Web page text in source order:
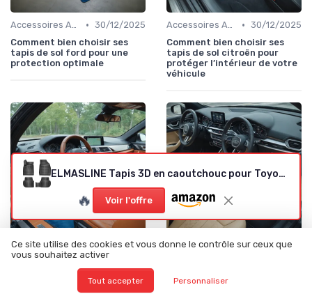
Accessoires Auto • 30/12/2025
Comment bien choisir ses
tapis de sol ford pour une
protection optimale
Accessoires Auto • 30/12/2025
Comment bien choisir ses
tapis de sol citroën pour
protéger l’intérieur de votre
véhicule
Accessoires Auto • 29/12/2025
Comment choisir les tapis de
sol adaptés à votre BMW
Accessoires Auto •
29/12/2025
tapis de sol audi pour
ELMASLINE Tapis 3D en caoutchouc pour Toyota C-HR Hybrid (2024-2026) - 2e Génération - Accessoire tapis de sol - Ne convient pas au Plug in Hybrid!!!
🔥 Voir l'offre
Ce site utilise des cookies et vous donne le contrôle sur ceux que
vous souhaitez activer
Tout accepter Personnaliser